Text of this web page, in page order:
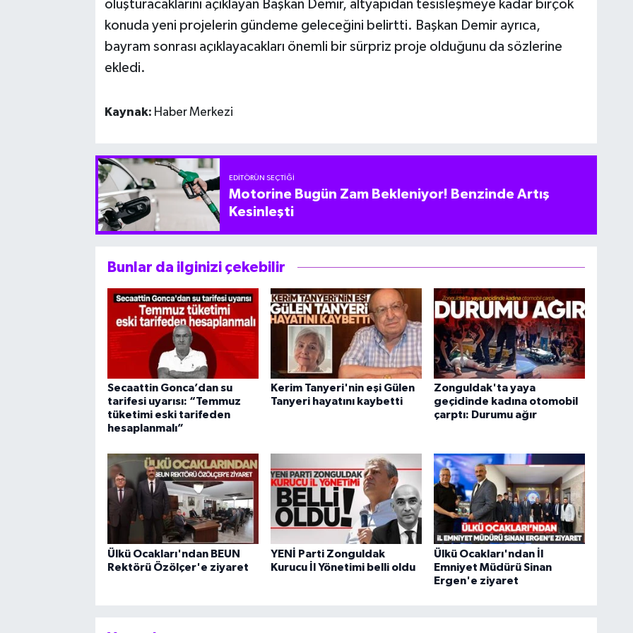
oluşturacaklarını açıklayan Başkan Demir, altyapıdan tesisleşmeye kadar birçok
konuda yeni projelerin gündeme geleceğini belirtti. Başkan Demir ayrıca,
bayram sonrası açıklayacakları önemli bir sürpriz proje olduğunu da sözlerine
ekledi.
Kaynak: Haber Merkezi
EDITÖRÜN SEÇTIĞI
Motorine Bugün Zam Bekleniyor! Benzinde Artış
Kesinleşti
Bunlar da ilginizi çekebilir
Secaattin Gonca’dan su
tarifesi uyarısı: “Temmuz
tüketimi eski tarifeden
hesaplanmalı”
Kerim Tanyeri'nin eşi Gülen
Tanyeri hayatını kaybetti
Zonguldak'ta yaya
geçidinde kadına otomobil
çarptı: Durumu ağır
Ülkü Ocakları'ndan BEUN
Rektörü Özölçer'e ziyaret
YENİ Parti Zonguldak
Kurucu İl Yönetimi belli oldu
Ülkü Ocakları'ndan İl
Emniyet Müdürü Sinan
Ergen'e ziyaret